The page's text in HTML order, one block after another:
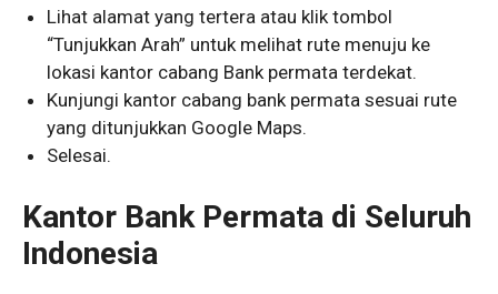
Lihat alamat yang tertera atau klik tombol
“Tunjukkan Arah” untuk melihat rute menuju ke
lokasi kantor cabang Bank permata terdekat.
Kunjungi kantor cabang bank permata sesuai rute
yang ditunjukkan Google Maps.
Selesai.
Kantor Bank Permata di Seluruh
Indonesia